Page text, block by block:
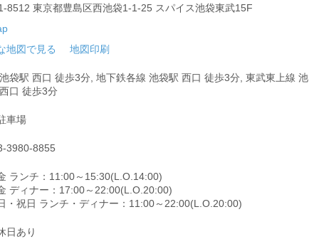
8512 東京都豊島区西池袋1-1-25 スパイス池袋東武15F
地図で見る 地図印刷
池袋駅 西口 徒歩3分, 地下鉄各線 池袋駅 西口 徒歩3分, 東武東上線 池
口 徒歩3分
車場
3980-8855
ランチ：11:00～15:30(L.O.14:00)
ディナー：17:00～22:00(L.O.20:00)
・祝日 ランチ・ディナー：11:00～22:00(L.O.20:00)
日あり